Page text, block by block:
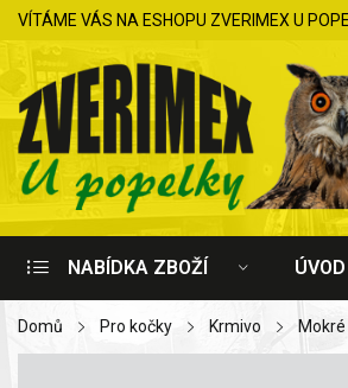
VÍTÁME VÁS NA ESHOPU ZVERIMEX U
NABÍDKA ZBOŽÍ ÚVOD
Domů Pro kočky Krmivo Mokré